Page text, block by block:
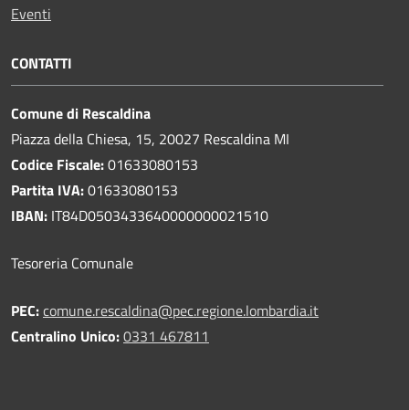
Eventi
CONTATTI
Comune di Rescaldina
Piazza della Chiesa, 15, 20027 Rescaldina MI
Codice Fiscale:01633080153
Partita IVA:01633080153
IBAN: IT84D0503433640000000021510
Tesoreria Comunale
PEC:comune.rescaldina@pec.regione.lombardia.it
Centralino Unico:0331 467811